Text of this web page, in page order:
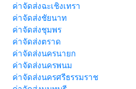
ค่าจัดส่งฉะเชิงเทรา
ค่าจัดส่งชัยนาท
ค่าจัดส่งชุมพร
ค่าจัดส่งตราด
ค่าจัดส่งนครนายก
ค่าจัดส่งนครพนม
ค่าจัดส่งนครศรีธรรมราช